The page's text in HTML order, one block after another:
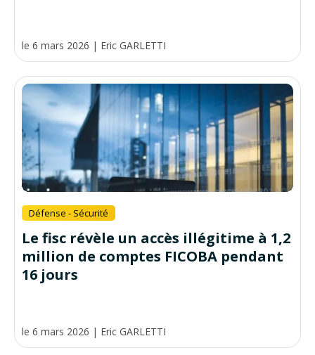
le 6 mars 2026 | Eric GARLETTI
Défense - Sécurité
Le fisc révèle un accès illégitime à 1,2
million de comptes FICOBA pendant
16 jours
le 6 mars 2026 | Eric GARLETTI